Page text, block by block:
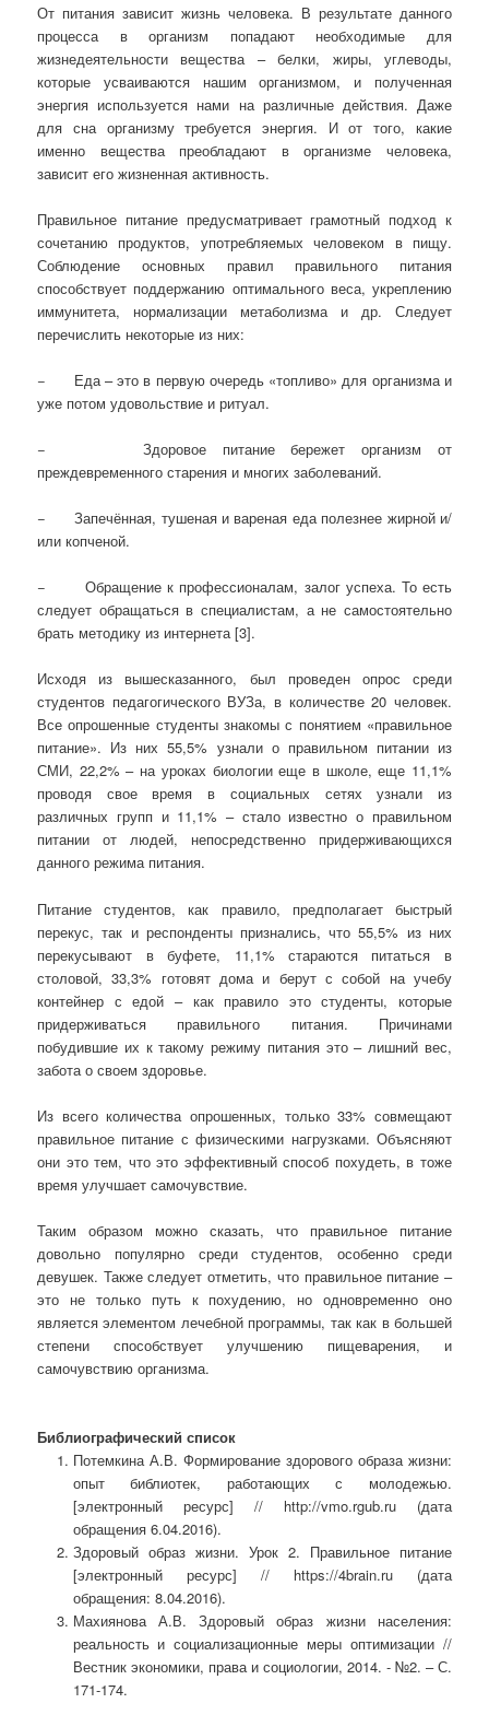
От питания зависит жизнь человека. В результате данного
процесса в организм попадают необходимые для
жизнедеятельности вещества – белки, жиры, углеводы,
которые усваиваются нашим организмом, и полученная
энергия используется нами на различные действия. Даже
для сна организму требуется энергия. И от того, какие
именно вещества преобладают в организме человека,
зависит его жизненная активность.
Правильное питание предусматривает грамотный подход к
сочетанию продуктов, употребляемых человеком в пищу.
Соблюдение основных правил правильного питания
способствует поддержанию оптимального веса, укреплению
иммунитета, нормализации метаболизма и др. Следует
перечислить некоторые из них:
− Еда – это в первую очередь «топливо» для организма и
уже потом удовольствие и ритуал.
− Здоровое питание бережет организм от
преждевременного старения и многих заболеваний.
− Запечённая, тушеная и вареная еда полезнее жирной и/
или копченой.
− Обращение к профессионалам, залог успеха. То есть
следует обращаться в специалистам, а не самостоятельно
брать методику из интернета [3].
Исходя из вышесказанного, был проведен опрос среди
студентов педагогического ВУЗа, в количестве 20 человек.
Все опрошенные студенты знакомы с понятием «правильное
питание». Из них 55,5% узнали о правильном питании из
СМИ, 22,2% – на уроках биологии еще в школе, еще 11,1%
проводя свое время в социальных сетях узнали из
различных групп и 11,1% – стало известно о правильном
питании от людей, непосредственно придерживающихся
данного режима питания.
Питание студентов, как правило, предполагает быстрый
перекус, так и респонденты признались, что 55,5% из них
перекусывают в буфете, 11,1% стараются питаться в
столовой, 33,3% готовят дома и берут с собой на учебу
контейнер с едой – как правило это студенты, которые
придерживаться правильного питания. Причинами
побудившие их к такому режиму питания это – лишний вес,
забота о своем здоровье.
Из всего количества опрошенных, только 33% совмещают
правильное питание с физическими нагрузками. Объясняют
они это тем, что это эффективный способ похудеть, в тоже
время улучшает самочувствие.
Таким образом можно сказать, что правильное питание
довольно популярно среди студентов, особенно среди
девушек. Также следует отметить, что правильное питание –
это не только путь к похудению, но одновременно оно
является элементом лечебной программы, так как в большей
степени способствует улучшению пищеварения, и
самочувствию организма.
Библиографический список
Потемкина А.В. Формирование здорового образа жизни:
опыт библиотек, работающих с молодежью.
[электронный ресурс] // http://vmo.rgub.ru (дата
обращения 6.04.2016).
Здоровый образ жизни. Урок 2. Правильное питание
[электронный ресурс] // https://4brain.ru (дата
обращения: 8.04.2016).
Махиянова А.В. Здоровый образ жизни населения:
реальность и социализационные меры оптимизации //
Вестник экономики, права и социологии, 2014. - №2. – С.
171-174.